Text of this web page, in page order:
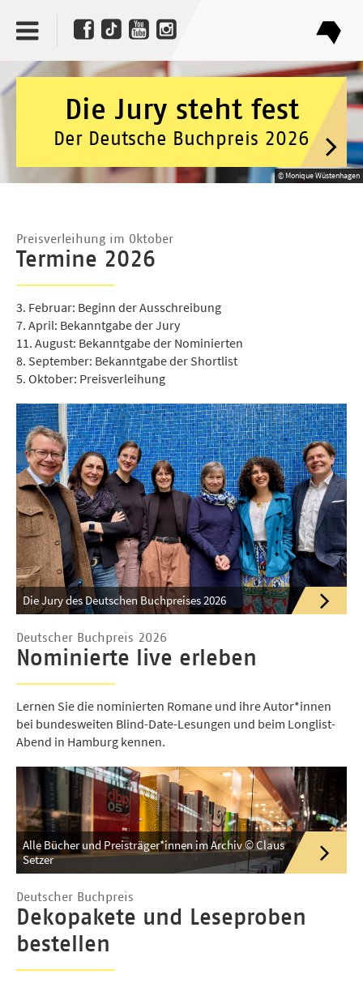
© Monique Wüstenhagen
Die Jury steht fest
Der Deutsche Buchpreis 2026
Preisverleihung im Oktober
Termine 2026
3. Februar: Beginn der Ausschreibung
7. April: Bekanntgabe der Jury
11. August: Bekanntgabe der Nominierten
8. September: Bekanntgabe der Shortlist
5. Oktober: Preisverleihung
Die Jury des Deutschen Buchpreises 2026
Deutscher Buchpreis 2026
Nominierte live erleben
Lernen Sie die nominierten Romane und ihre Autor*innen
bei bundesweiten Blind-Date-Lesungen und beim Longlist-
Abend in Hamburg kennen.
Alle Bücher und Preisträger*innen im Archiv © Claus
Setzer
Deutscher Buchpreis
Dekopakete und Leseproben
bestellen